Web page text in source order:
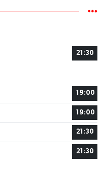
21:30
19:00
19:00
21:30
21:30